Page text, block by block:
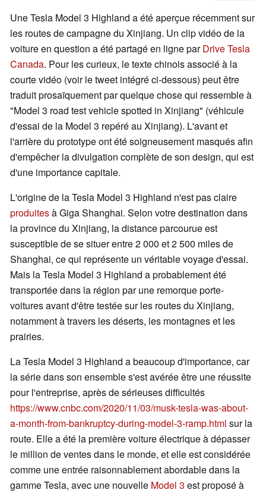
Une Tesla Model 3 Highland a été aperçue récemment sur
les routes de campagne du Xinjiang. Un clip vidéo de la
voiture en question a été partagé en ligne parDrive Tesla
Canada. Pour les curieux, le texte chinois associé à la
courte vidéo (voir le tweet intégré ci-dessous) peut être
traduit prosaïquement par quelque chose qui ressemble à
"Model 3 road test vehicle spotted in Xinjiang" (véhicule
d'essai de la Model 3 repéré au Xinjiang). L'avant et
l'arrière du prototype ont été soigneusement masqués afin
d'empêcher la divulgation complète de son design, qui est
d'une importance capitale.
L'origine de la Tesla Model 3 Highland n'est pas claire
produitesà Giga Shanghai. Selon votre destination dans
la province du Xinjiang, la distance parcourue est
susceptible de se situer entre 2 000 et 2 500 miles de
Shanghai, ce qui représente un véritable voyage d'essai.
Mais la Tesla Model 3 Highland a probablement été
transportée dans la région par une remorque porte-
voitures avant d'être testée sur les routes du Xinjiang,
notamment à travers les déserts, les montagnes et les
prairies.
La Tesla Model 3 Highland a beaucoup d'importance, car
la série dans son ensemble s'est avérée être une réussite
pour l'entreprise, après de sérieuses difficultés
https://www.cnbc.com/2020/11/03/musk-tesla-was-about-
a-month-from-bankruptcy-during-model-3-ramp.html sur la
route. Elle a été la première voiture électrique à dépasser
le million de ventes dans le monde, et elle est considérée
comme une entrée raisonnablement abordable dans la
gamme Tesla, avec une nouvelle Model 3 est proposé à